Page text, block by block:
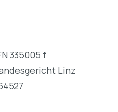
335005 f
Linz